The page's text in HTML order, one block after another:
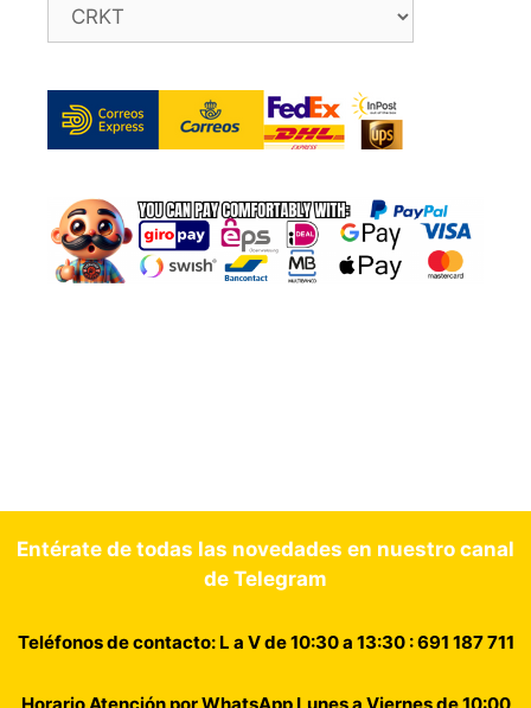
Entérate de todas las novedades en nuestro canal
de Telegram
Teléfonos de contacto: L a V de 10:30 a 13:30 : 691 187 711